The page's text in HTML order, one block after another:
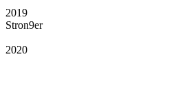
2019
Stron9er
2020